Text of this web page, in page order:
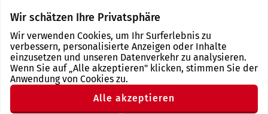
Wir schätzen Ihre Privatsphäre
Wir verwenden Cookies, um Ihr Surferlebnis zu
verbessern, personalisierte Anzeigen oder Inhalte
einzusetzen und unseren Datenverkehr zu analysieren.
Wenn Sie auf „Alle akzeptieren" klicken, stimmen Sie der
Anwendung von Cookies zu.
Alle akzeptieren
LINKS
Landkreis Zwickau
Tourismusregion Zwickau
Freistaat Sachsen
Region Zwickau